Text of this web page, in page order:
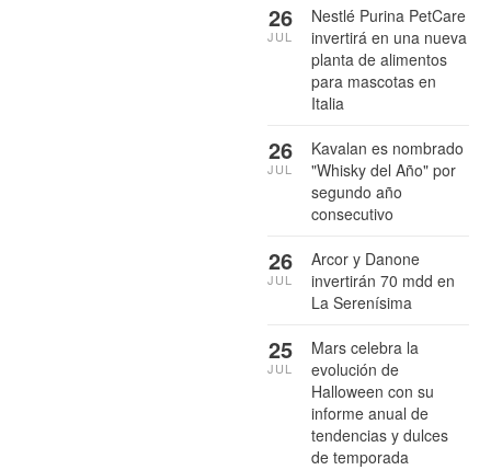
Nestlé Purina PetCare
invertirá en una nueva
planta de alimentos
para mascotas en
Italia
26
JUL
Kavalan es nombrado
"Whisky del Año" por
segundo año
consecutivo
26
JUL
Arcor y Danone
invertirán 70 mdd en
La Serenísima
26
JUL
Mars celebra la
evolución de
Halloween con su
informe anual de
tendencias y dulces
de temporada
25
JUL